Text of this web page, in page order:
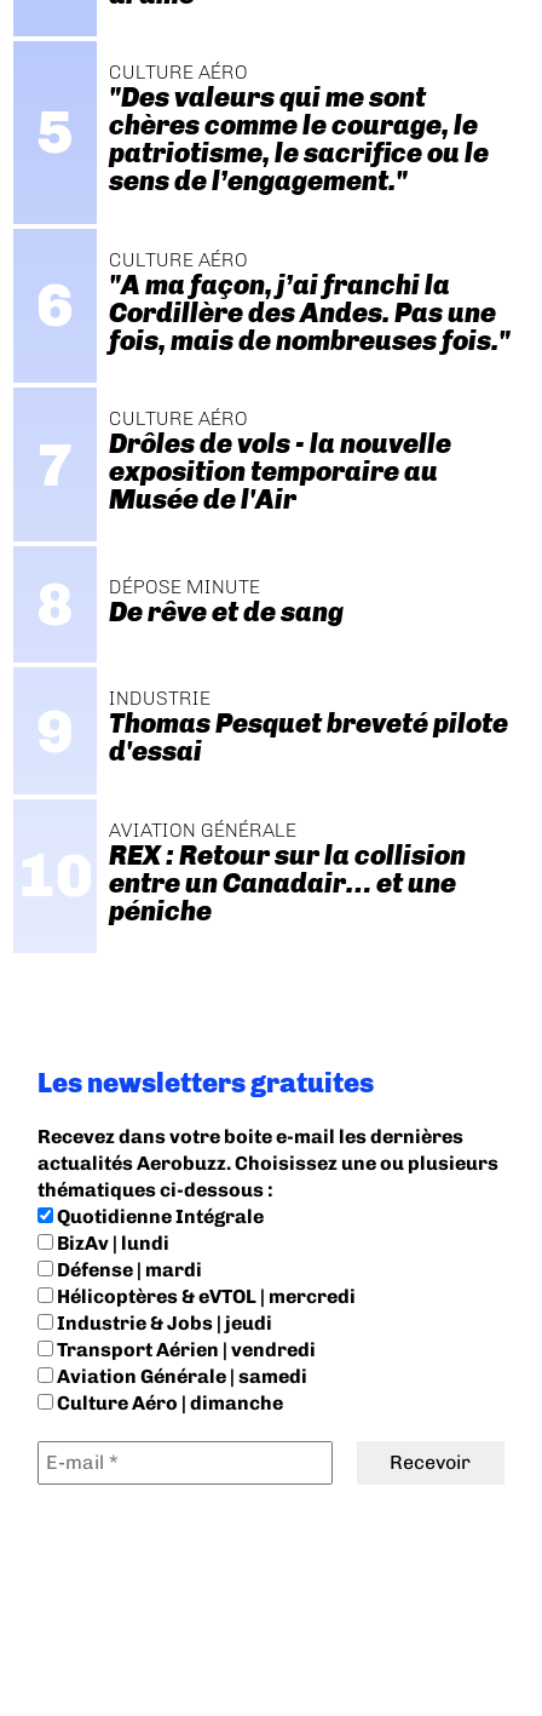
CULTURE AÉRO
"Des valeurs qui me sont
chères comme le courage, le
patriotisme, le sacrifice ou le
sens de l’engagement."
CULTURE AÉRO
"A ma façon, j’ai franchi la
Cordillère des Andes. Pas une
fois, mais de nombreuses fois."
CULTURE AÉRO
Drôles de vols - la nouvelle
exposition temporaire au
Musée de l'Air
DÉPOSE MINUTE
De rêve et de sang
INDUSTRIE
Thomas Pesquet breveté pilote
d'essai
AVIATION GÉNÉRALE
REX : Retour sur la collision
entre un Canadair… et une
péniche
Les newsletters gratuites
Recevez dans votre boite e-mail les dernières
actualités Aerobuzz. Choisissez une ou plusieurs
thématiques ci-dessous :
Quotidienne Intégrale
BizAv | lundi
Défense | mardi
Hélicoptères & eVTOL | mercredi
Industrie & Jobs | jeudi
Transport Aérien | vendredi
Aviation Générale | samedi
Culture Aéro | dimanche